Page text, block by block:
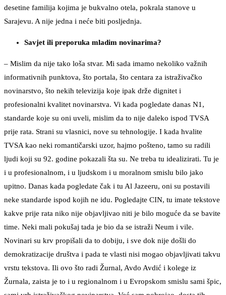
desetine familija kojima je bukvalno otela, pokrala stanove u
Sarajevu. A nije jedna i neće biti posljednja.
Savjet ili preporuka mladim novinarima?
– Mislim da nije tako loša stvar. Mi sada imamo nekoliko važnih
informativnih punktova, što portala, što centara za istraživačko
novinarstvo, što nekih televizija koje ipak drže dignitet i
profesionalni kvalitet novinarstva. Vi kada pogledate danas N1,
standarde koje su oni uveli, mislim da to nije daleko ispod TVSA
prije rata. Strani su vlasnici, nove su tehnologije. I kada hvalite
TVSA kao neki romantičarski uzor, hajmo pošteno, tamo su radili
ljudi koji su 92. godine pokazali šta su. Ne treba tu idealizirati. Tu je
i u profesionalnom, i u ljudskom i u moralnom smislu bilo jako
upitno. Danas kada pogledate čak i tu Al Jazeeru, oni su postavili
neke standarde ispod kojih ne idu. Pogledajte CIN, tu imate tekstove
kakve prije rata niko nije objavljivao niti je bilo moguće da se bavite
time. Neki mali pokušaj tada je bio da se istraži Neum i vile.
Novinari su krv propišali da to dobiju, i sve dok nije došli do
demokratizacije društva i pada te vlasti nisi mogao objavljivati takvu
vrstu tekstova. Ili ovo što radi Žurnal, Avdo Avdić i kolege iz
Žurnala, zaista je to i u regionalnom i u Evropskom smislu sami špic,